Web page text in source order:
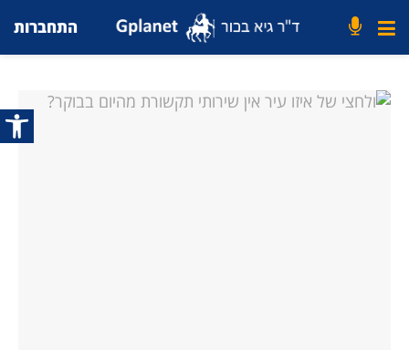
פתח
התחברות